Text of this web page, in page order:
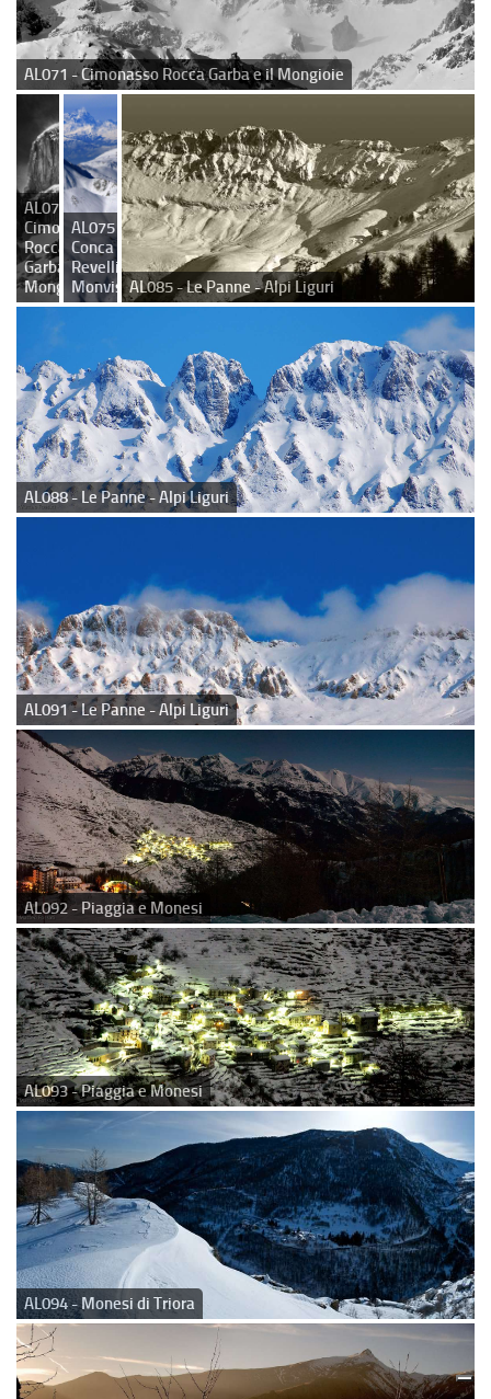
AL071 - Cimonasso Rocca Garba e il Mongioie
AL072 -
Cimonasso
Rocca
Garba e il
Mongioie
AL075 -
Conca
Revelli e
MonvisoAL085 - Le Panne - Alpi Liguri
AL088 - Le Panne - Alpi Liguri
AL091 - Le Panne - Alpi Liguri
AL092 - Piaggia e Monesi
AL093 - Piaggia e Monesi
AL094 - Monesi di Triora